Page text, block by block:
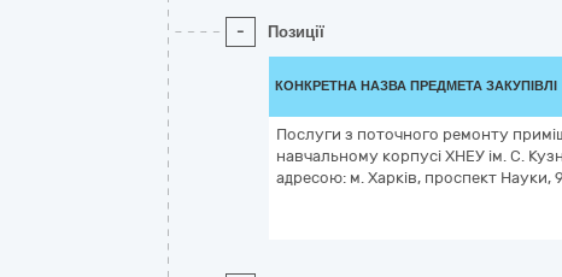
- Позиції
КОНКРЕТНА НАЗВА ПРЕДМЕТА ЗАКУПІВЛІ
Послуги з поточного ремонту
навчальному корпусі ХНЕУ ім. С.
адресою: м. Харків, проспект Науки,